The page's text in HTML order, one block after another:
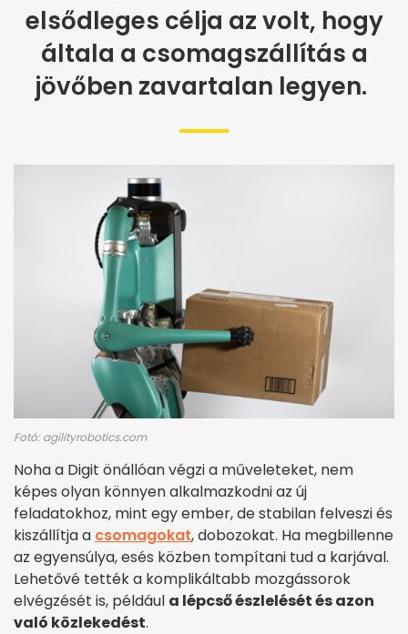
elsődleges célja az volt, hogy
általa a csomagszállítás a
jövőben zavartalan legyen.
Fotó: agilityrobotics.com
Noha a Digit önállóan végzi a műveleteket, nem
képes olyan könnyen alkalmazkodni az új
feladatokhoz, mint egy ember, de stabilan felveszi és
kiszállítja a csomagokat, dobozokat. Ha megbillenne
az egyensúlya, esés közben tompítani tud a karjával.
Lehetővé tették a komplikáltabb mozgássorok
elvégzését is, például a lépcső észlelését és azon
való közlekedést.